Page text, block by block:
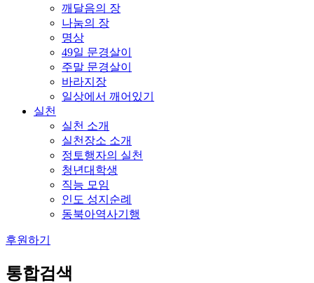
깨달음의 장
나눔의 장
명상
49일 문경살이
주말 문경살이
바라지장
일상에서 깨어있기
실천
실천 소개
실천장소 소개
정토행자의 실천
청년대학생
직능 모임
인도 성지순례
동북아역사기행
후원하기
통합검색